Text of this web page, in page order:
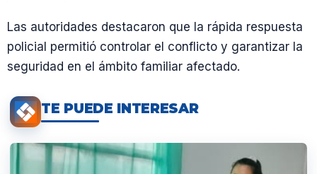
Las autoridades destacaron que la rápida respuesta
policial permitió controlar el conflicto y garantizar la
seguridad en el ámbito familiar afectado.
TE PUEDE INTERESAR